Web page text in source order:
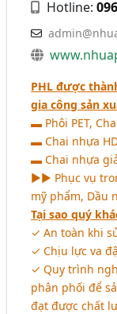
Hotline:
PHL được
gia công sản
▬ Phôi PET,
▬ Chai nhựa
▬ Chai nhựa
►► Phục vụ
mỹ phẩm, Dầu
Tại sao quý
✓ An toàn khi
✓ Chịu lực va
✓ Quy trình
phân phối để
đạt được chất